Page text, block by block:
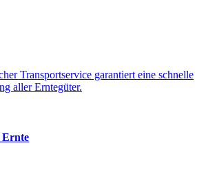
Transportservice garantiert eine schnelle
aller Erntegüter.
Ernte